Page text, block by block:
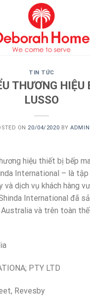
TIN TỨC
THƯƠNG HIỆU
LUSSO
ON 20/04/2020 BYADMIN
hiệu thiết bị bếp
International – là tập
và dịch vụ khách hàng
International đã
và trên toàn
PTY LTD
Revesby